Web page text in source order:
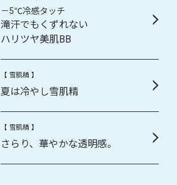
－5℃冷感タッチ
滝汗でもくずれない
ハリツヤ美肌BB
【 雪肌精 】
夏は冷やし雪肌精
【 雪肌精 】
さらり、華やかな透明感。